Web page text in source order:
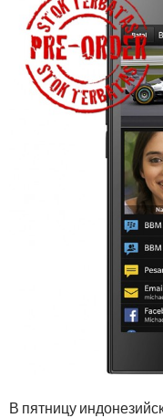
В пятницу